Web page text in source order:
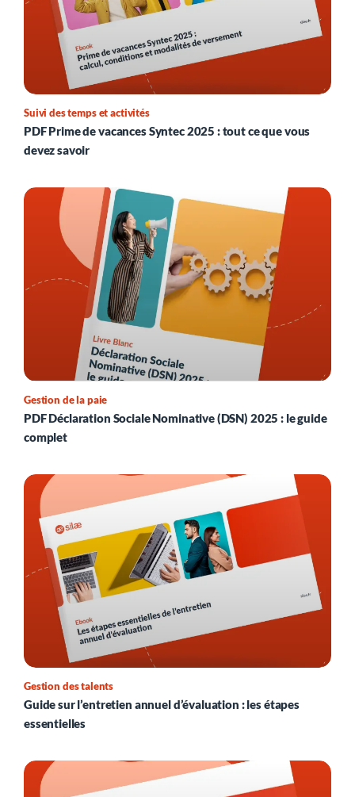
Suivi des temps et activités
PDF Prime de vacances Syntec 2025 : tout ce que vous
devez savoir
Gestion de la paie
PDF Déclaration Sociale Nominative (DSN) 2025 : le guide
complet
Gestion des talents
Guide sur l’entretien annuel d’évaluation : les étapes
essentielles